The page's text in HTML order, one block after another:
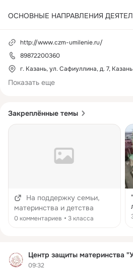
Закреплённые темы
На поддержку семьи,
материнства и детства
0 комментариев 3 класса
Центр защиты материнства
09:32
ОСНОВНЫЕ НАПРАВЛЕНИЯ
- Защита жизни, семьи,
- Содействие укреплению престижа
обществе;
- Оказание всесторонней
кризисной ситуации, матерям-
Наши реквизиты здесь:
us/nashi-rekvisitu.html
http://www.czm-umilenie.ru/
89872200360
г. Казань, ул. Сафиуллина, д. 7, Казань
Показать еще